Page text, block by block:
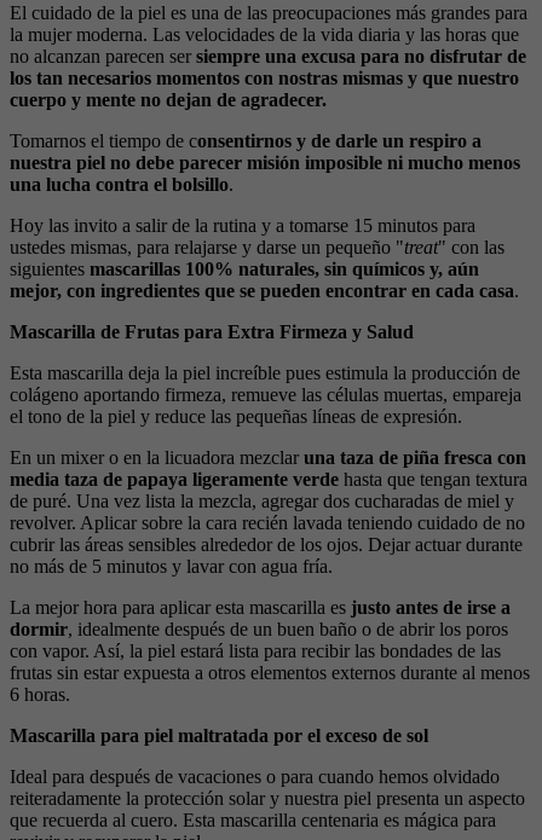
El cuidado de la piel es una de las preocupaciones más grandes para
la mujer moderna. Las velocidades de la vida diaria y las horas que
no alcanzan parecen ser siempre una excusa para no disfrutar de
los tan necesarios momentos con nostras mismas y que nuestro
cuerpo y mente no dejan de agradecer.
Tomarnos el tiempo de consentirnos y de darle un respiro a
nuestra piel no debe parecer misión imposible ni mucho menos
una lucha contra el bolsillo.
Hoy las invito a salir de la rutina y a tomarse 15 minutos para
ustedes mismas, para relajarse y darse un pequeño "treat" con las
siguientes mascarillas 100% naturales, sin químicos y, aún
mejor, con ingredientes que se pueden encontrar en cada casa.
Mascarilla de Frutas para Extra Firmeza y Salud
Esta mascarilla deja la piel increíble pues estimula la producción de
colágeno aportando firmeza, remueve las células muertas, empareja
el tono de la piel y reduce las pequeñas líneas de expresión.
En un mixer o en la licuadora mezclar una taza de piña fresca con
media taza de papaya ligeramente verde hasta que tengan textura
de puré. Una vez lista la mezcla, agregar dos cucharadas de miel y
revolver. Aplicar sobre la cara recién lavada teniendo cuidado de no
cubrir las áreas sensibles alrededor de los ojos. Dejar actuar durante
no más de 5 minutos y lavar con agua fría.
La mejor hora para aplicar esta mascarilla es justo antes de irse a
dormir, idealmente después de un buen baño o de abrir los poros
con vapor. Así, la piel estará lista para recibir las bondades de las
frutas sin estar expuesta a otros elementos externos durante al menos
6 horas.
Mascarilla para piel maltratada por el exceso de sol
Ideal para después de vacaciones o para cuando hemos olvidado
reiteradamente la protección solar y nuestra piel presenta un aspecto
que recuerda al cuero. Esta mascarilla centenaria es mágica para